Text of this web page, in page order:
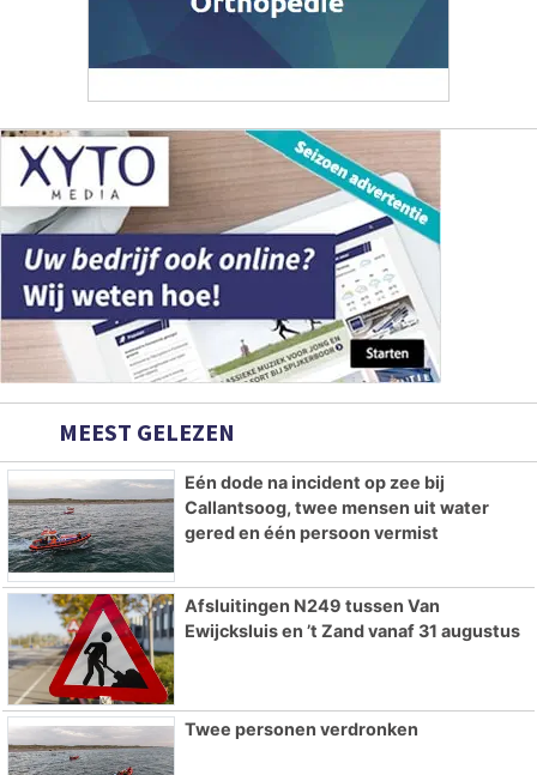
MEEST GELEZEN
Eén dode na incident op zee bij
Callantsoog, twee mensen uit water
gered en één persoon vermist
Afsluitingen N249 tussen Van
Ewijcksluis en ’t Zand vanaf 31 augustus
Twee personen verdronken